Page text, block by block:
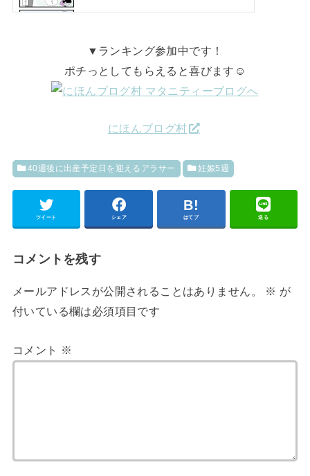
▼ランキング参加中です！
ポチっとしてもらえると喜びます☺
にほんブログ村
40週後に出産予定日を迎えるアラサー 妊娠5週
ツイート シェア はてブ 送る
コメントを残す
メールアドレスが公開されることはありません。 ※ が
付いている欄は必須項目です
コメント ※